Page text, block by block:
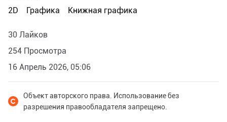
2D
Графика Книжная графика
30 Лайков
254 Просмотра
16 Апрель 2026, 05:06
Объект авторского права. Использование без
разрешения правообладателя запрещено.